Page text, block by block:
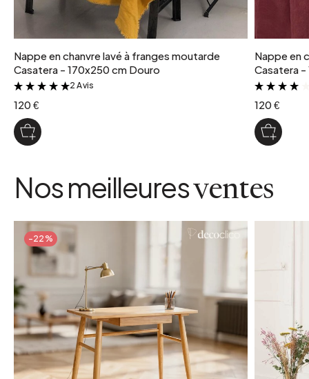
poids colis
coloris
Mastic
Nappe en chanvre lavé à franges moutarde
Casatera - 170x250 cm Douro
&
2 Avis
120 €
Nappe en
Casatera -
120 €
Nos meilleuresventes
-22%